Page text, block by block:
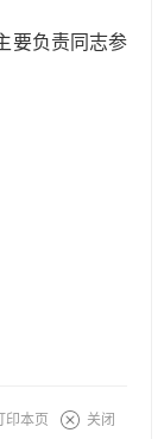
要负责同志参
印本页 关闭